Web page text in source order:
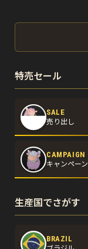
特売セール
SALE
売り出し
CAMPAIGN
キャンペーン
生産国でさがす
BRAZIL